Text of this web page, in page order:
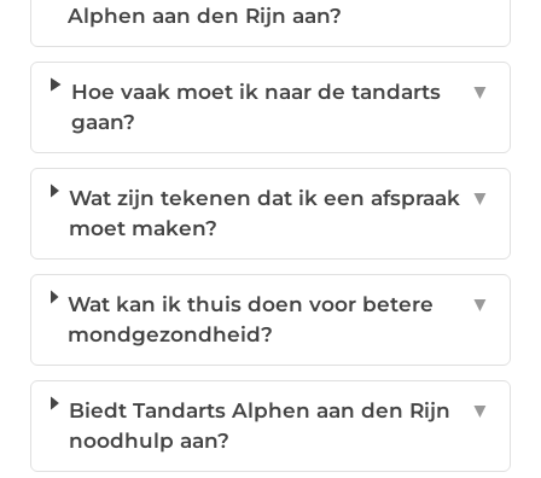
Alphen aan den Rijn aan?
Hoe vaak moet ik naar de tandarts
gaan?
▼
Wat zijn tekenen dat ik een afspraak
moet maken?
▼
Wat kan ik thuis doen voor betere
mondgezondheid?
▼
Biedt Tandarts Alphen aan den Rijn
noodhulp aan?
▼